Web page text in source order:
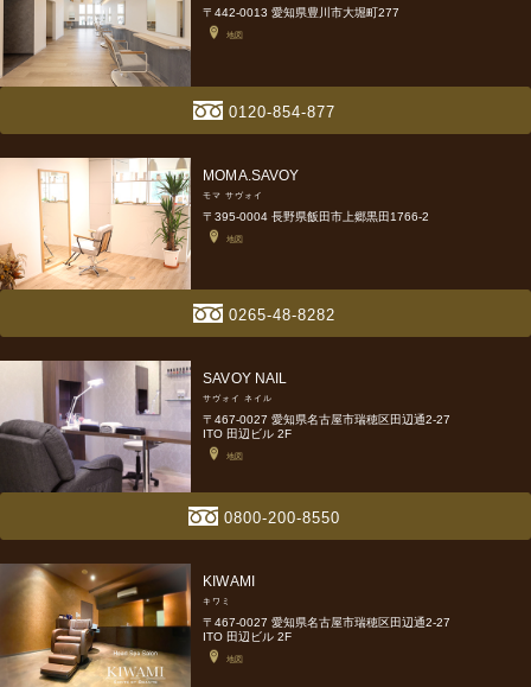
〒442-0013 愛知県豊川市大堀町277
地図
0120-854-877
MOMA.SAVOY
モマ サヴォイ
〒395-0004 長野県飯田市上郷黒田1766-2
地図
0265-48-8282
SAVOY NAIL
サヴォイ ネイル
〒467-0027 愛知県名古屋市瑞穂区田辺通2-27
ITO 田辺ビル 2F
地図
0800-200-8550
KIWAMI
キワミ
〒467-0027 愛知県名古屋市瑞穂区田辺通2-27
ITO 田辺ビル 2F
地図